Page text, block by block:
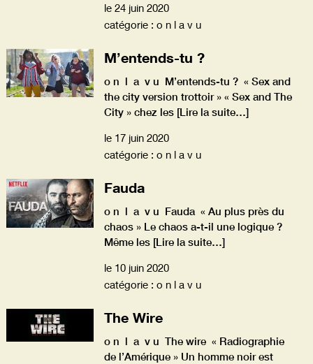
le 24 juin 2020
catégorie : o n l a v u
M’entends-tu ?
o n l a v u M’entends-tu ? « Sex and
the city version trottoir » « Sex and The
City » chez les [Lire la suite…]
le 17 juin 2020
catégorie : o n l a v u
Fauda
o n l a v u Fauda « Au plus près du
chaos » Le chaos a-t-il une logique ?
Même les [Lire la suite…]
le 10 juin 2020
catégorie : o n l a v u
The Wire
o n l a v u The wire « Radiographie
de l’Amérique » Un homme noir est